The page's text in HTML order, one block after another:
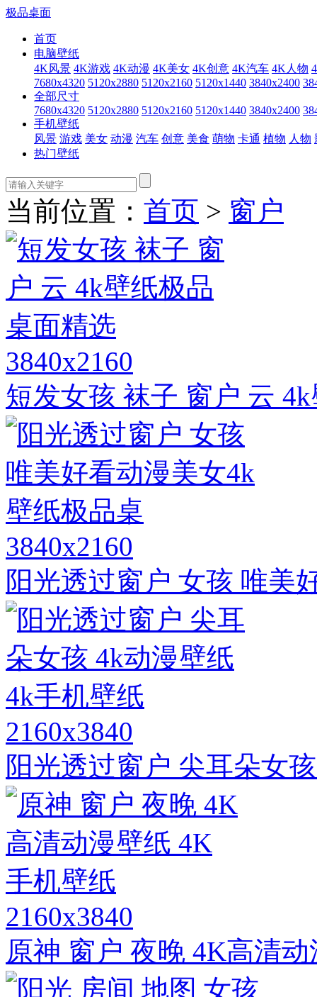
极品桌面
首页
电脑壁纸
4K风景 4K游戏 4K动漫 4K美女 4K创意 4K汽车 4K人物
7680x4320 5120x2880 5120x2160 5120x1440 3840x2400
全部尺寸
7680x4320 5120x2880 5120x2160 5120x1440 3840x2400
手机壁纸
风景 游戏 美女 动漫 汽车 创意 美食 萌物 卡通 植物 人物
热门壁纸
当前位置： 首页 > 窗户
3840x2160
短发女孩 袜子 窗户 云
3840x2160
阳光透过窗户 女孩 唯美
2160x3840
阳光透过窗户 尖耳朵女
2160x3840
原神 窗户 夜晚 4K高清